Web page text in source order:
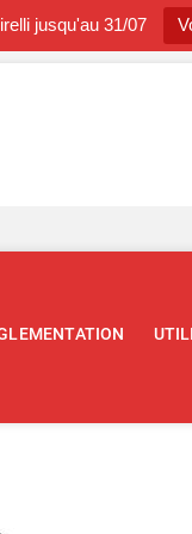
jusqu'au 31/07